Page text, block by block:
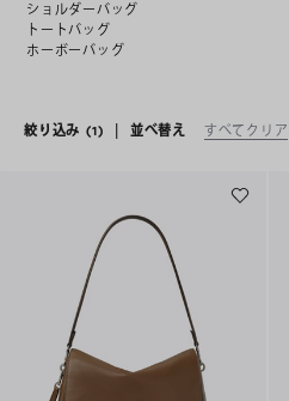
ショルダーバッグ
トートバッグ
ホーボーバッグ
絞り込み (1) | 並べ替え すべてクリア